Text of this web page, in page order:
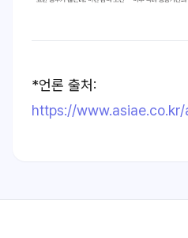
*언론 출처:
https://